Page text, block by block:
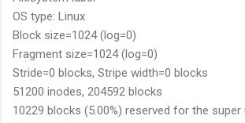
OS type: Linux
Block size=1024 (log=0)
Fragment size=1024 (log=0)
Stride=0 blocks, Stripe width=0 blocks
51200 inodes, 204592 blocks
10229 blocks (5.00%) reserved for the super